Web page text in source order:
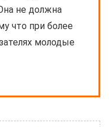
не должна
что при более
молодые